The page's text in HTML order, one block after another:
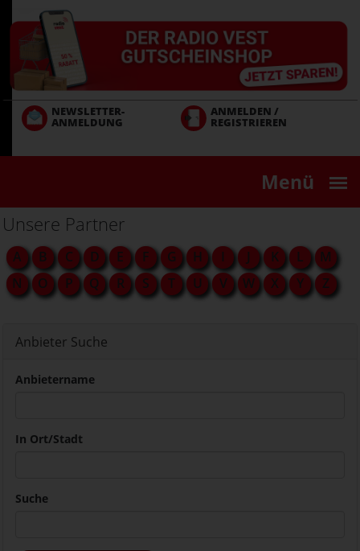
zum
Inhalt
NEWSLETTER-
ANMELDUNG
ANMELDEN /
REGISTRIEREN
Menü
Unsere Partner
A B C D E F G H I J K L
M
N
O P Q R S T U V W X Y Z
Anbieter Suche
Anbietername
In Ort/Stadt
Suche